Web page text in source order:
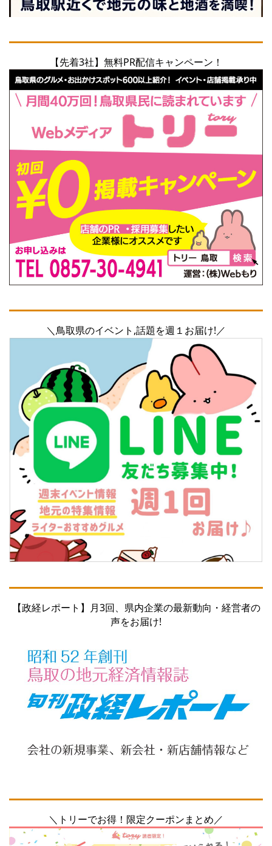
【先着3社】無料PR配信キャンペーン！
＼鳥取県のイベント,話題を週１お届け!／
【政経レポート】月3回、県内企業の最新動向・経営者の
声をお届け!
＼トリーでお得！限定クーポンまとめ／